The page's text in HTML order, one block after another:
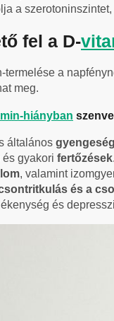
a
fel a D-
termelése a
meg.
hiányban
általános gyengeség
és gyakori fertőzések.
, valamint
és a
és